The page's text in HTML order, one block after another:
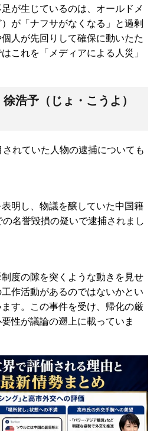
が生じているのは、オールドメ
が「ナフサがなくなる」と過剰
人が先回りして確保に動いたた
これを「メディアによる人災」
浩予（じょ・こうよ）
れていた人物の逮捕についても
明し、物議を醸していた中国籍
名誉毀損の疑いで逮捕されまし
度の隙を突くような動きを見せ
作活動があるのではないかとい
す。この事件を受け、帰化の厳
性が議論の遡上に載っていま